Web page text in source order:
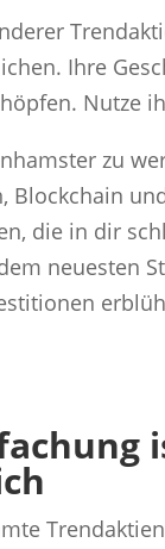
Ihre
Nutze
zu
Blockchain
die in dir
neuesten